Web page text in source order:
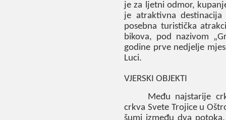
je za ljetni odmor,
je atraktivna
posebna turistička
bikova, pod nazivom
godine prve nedjelje
Luci.
VJERSKI OBJEKTI
Među najstarije
crkva Svete Trojice u
šumi između dva